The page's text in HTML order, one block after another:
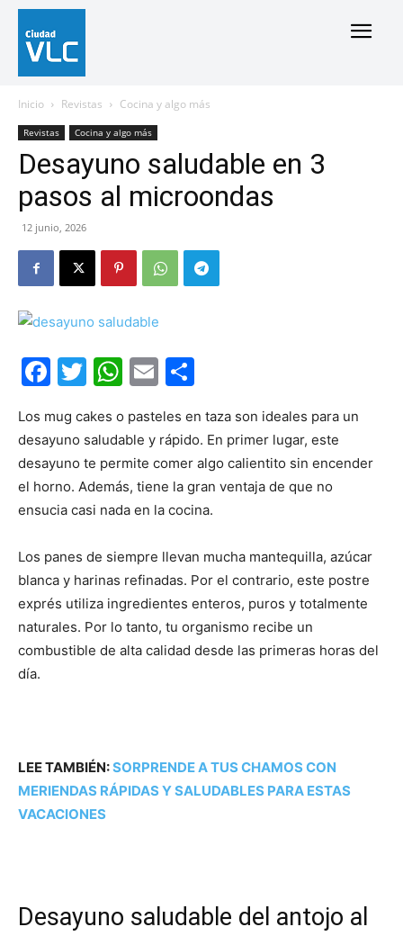
Inicio Revistas Cocina y algo más
Revistas Cocina y algo más
Desayuno saludable en 3
pasos al microondas
12 junio, 2026
Facebook
Twitter
WhatsApp
Email
Los mug cakes o pasteles en taza son ideales para un
desayuno saludable y rápido. En primer lugar, este
desayuno te permite comer algo calientito sin encender
el horno. Además, tiene la gran ventaja de que no
ensucia casi nada en la cocina.
Los panes de siempre llevan mucha mantequilla, azúcar
blanca y harinas refinadas. Por el contrario, este postre
exprés utiliza ingredientes enteros, puros y totalmente
naturales. Por lo tanto, tu organismo recibe un
combustible de alta calidad desde las primeras horas del
día.
LEE TAMBIÉN:SORPRENDE A TUS CHAMOS CON
MERIENDAS RÁPIDAS Y SALUDABLES PARA ESTAS
VACACIONES
Desayuno saludable del antojo al